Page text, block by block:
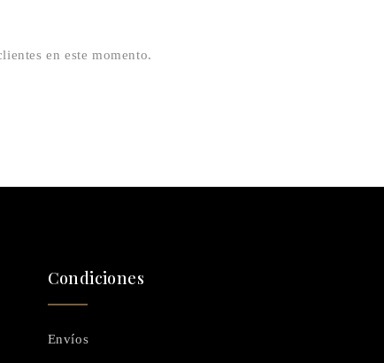
en este momento.
Condiciones
Envíos